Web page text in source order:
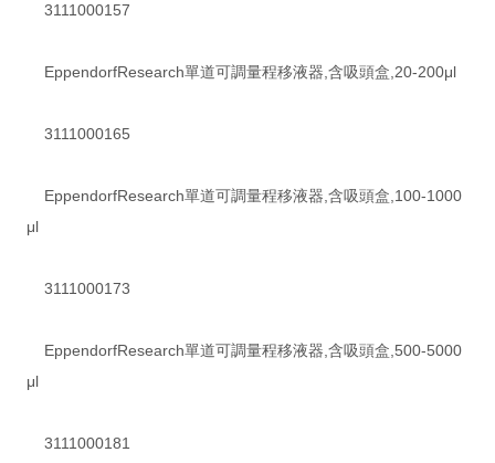
3111000157
EppendorfResearch單道可調量程移液器,含吸頭盒,20-200μl
3111000165
EppendorfResearch單道可調量程移液器,含吸頭盒,100-1000
μl
3111000173
EppendorfResearch單道可調量程移液器,含吸頭盒,500-5000
μl
3111000181